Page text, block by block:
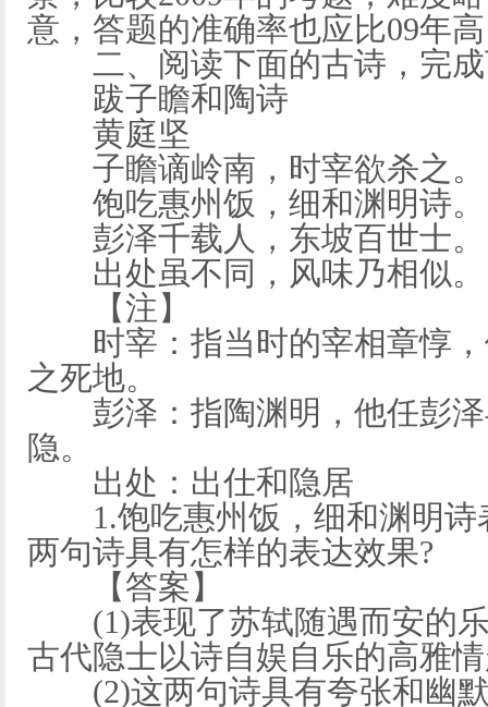
意，答题的准确率也应比09年
二、阅读下面的古诗，完成
跋子瞻和陶诗
黄庭坚
子瞻谪岭南，时宰欲杀之。
饱吃惠州饭，细和渊明诗。
彭泽千载人，东坡百世士。
出处虽不同，风味乃相似。
【注】
时宰：指当时的宰相章惇，
之死地。
彭泽：指陶渊明，他任彭泽
隐。
出处：出仕和隐居
1.饱吃惠州饭，细和渊明诗
两句诗具有怎样的表达效果?
【答案】
(1)表现了苏轼随遇而安的乐
古代隐士以诗自娱自乐的高雅
(2)这两句诗具有夸张和幽默